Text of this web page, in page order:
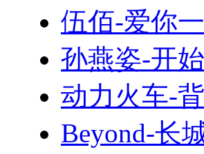
伍佰-爱你
孙燕姿-开
动力火车-
Beyond-长